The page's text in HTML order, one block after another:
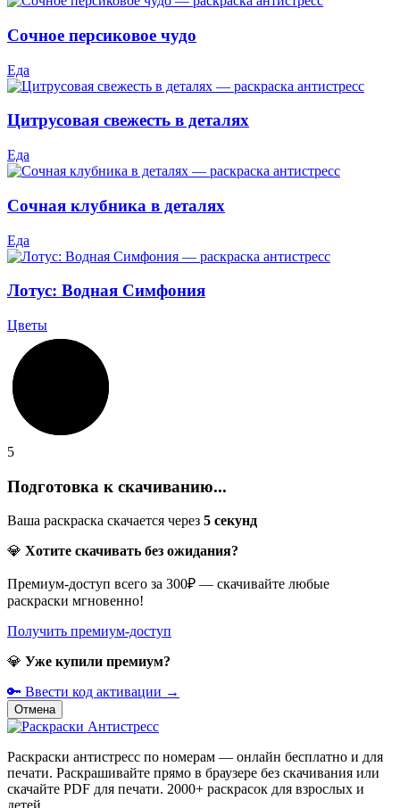
Сочное персиковое чудо
Еда
Цитрусовая свежесть в деталях
Еда
Сочная клубника в деталях
Еда
Лотус: Водная Симфония
Цветы
5
Подготовка к скачиванию...
Ваша раскраска скачается через 5 секунд
💎 Хотите скачивать без ожидания?
Премиум-доступ всего за 300₽ — скачивайте любые
раскраски мгновенно!
Получить премиум-доступ
💎 Уже купили премиум?
🔑 Ввести код активации →
Отмена
Раскраски антистресс по номерам — онлайн бесплатно и для
печати. Раскрашивайте прямо в браузере без скачивания или
скачайте PDF для печати. 2000+ раскрасок для взрослых и